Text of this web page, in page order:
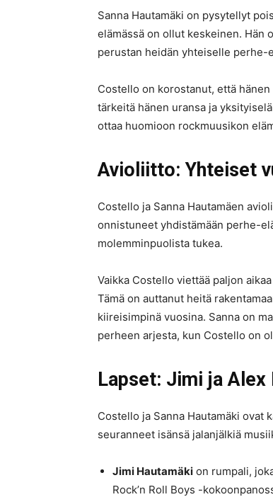
Sanna Hautamäki on pysytellyt
elämässä on ollut keskeinen. Hän
perustan heidän yhteiselle perhe-
Costello on korostanut, että
tärkeitä hänen uransa ja
ottaa huomioon rockmuusikon
Avioliitto: Yhteiset
Costello ja Sanna Hautamäen
onnistuneet yhdistämään perhe-
molemminpuolista tukea.
Vaikka Costello viettää paljon
Tämä on auttanut heitä
kiireisimpinä vuosina. Sanna on
perheen arjesta, kun Costello on
Lapset: Jimi ja Alex
Costello ja Sanna Hautamäki ovat
seuranneet isänsä jalanjälkiä
Jimi Hautamäki on rumpali,
Rock’n Roll Boys -